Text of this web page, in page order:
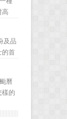
高
禮品
及品
的首
皮
會
享
曆
樣的
容